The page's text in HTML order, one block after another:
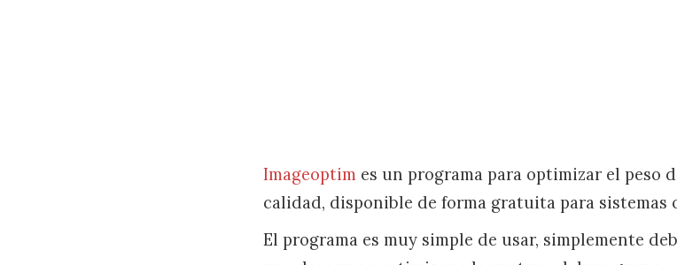
Imageoptim es un programa para optimizar el peso
calidad, disponible de forma gratuita para sistemas
El programa es muy simple de usar, simplemente